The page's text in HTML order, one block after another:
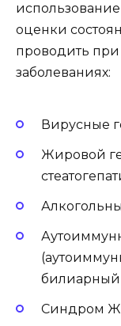
оценки
проводить
заболеваниях:
Вирусные
Жировой
билиарный
Синдром